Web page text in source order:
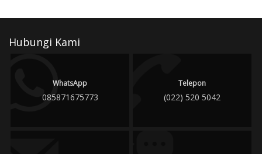
Hubungi Kami
WhatsApp
085871675773
Telepon
(022) 520 5042